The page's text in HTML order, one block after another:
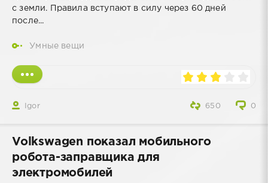
с земли. Правила вступают в силу через 60 дней
после...
Умные вещи
Igor 0
650
Volkswagen показал мобильного
робота-заправщика для
электромобилей